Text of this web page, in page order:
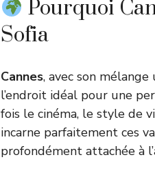
Pourquoi
Sofia
Cannes, avec son
l’endroit idéal pour une
fois le cinéma, le style de
incarne parfaitement ces
profondément attachée à